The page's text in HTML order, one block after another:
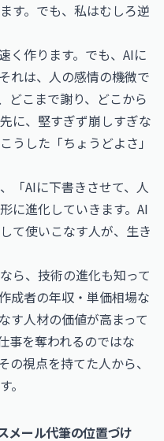
す。でも、私はむしろ逆
く作ります。でも、AIに
れは、人の感情の機微で
どこまで謝り、どこから
に、堅すぎず崩しすぎな
うした「ちょうどよさ」
「AIに下書きさせて、人
に進化していきます。AI
て使いこなす人が、生き
ら、技術の進化も知って
成者の年収・単価相場な
す人材の価値が高まって
事を奪われるのではな
の視点を持てた人から、
。
メール代筆の位置づけ